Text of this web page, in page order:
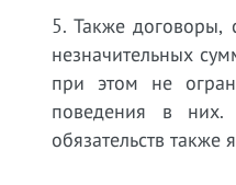
5. Также
незначительных
при этом не
поведения в них.
обязательств